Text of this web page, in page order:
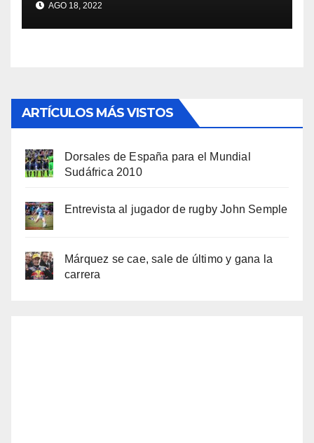
AGO 18, 2022
ARTÍCULOS MÁS VISTOS
Dorsales de España para el Mundial
Sudáfrica 2010
Entrevista al jugador de rugby John Semple
Márquez se cae, sale de último y gana la
carrera